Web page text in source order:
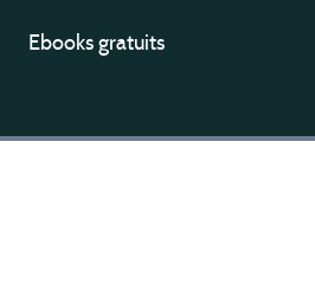
Ebooks gratuits